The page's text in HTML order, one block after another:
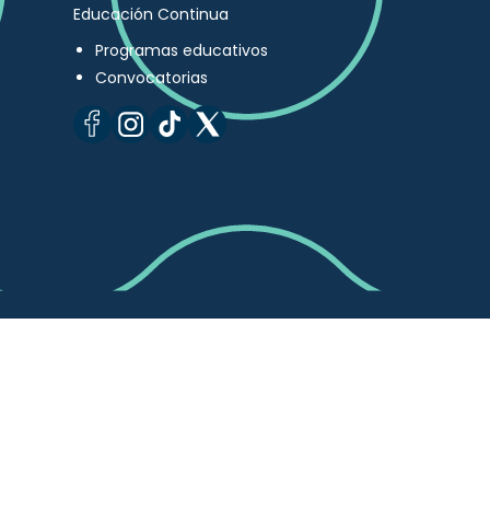
Educación Continua
Programas educativos
Convocatorias